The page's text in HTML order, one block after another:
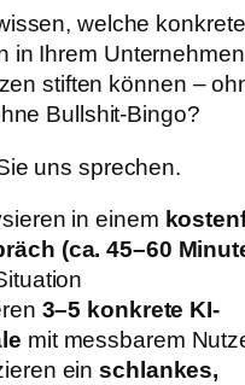
welche
in Ihrem Unternehmen
stiften können –
Bullshit-Bingo?
uns sprechen.
in einem
(ca. 45–60
3–5 konkrete KI-
mit messbarem
einschlankes,